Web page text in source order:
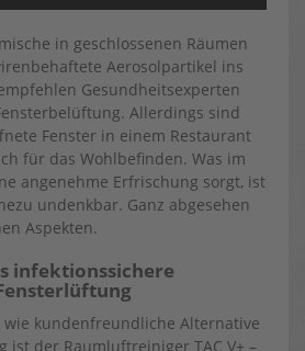
in geschlossenen Räumen
Aerosolpartikel ins
Gesundheitsexperten
Allerdings sind
Fenster in einem Restaurant
für das Wohlbefinden. Was im
angenehme Erfrischung sorgt, ist
undenkbar. Ganz abgesehen
Aspekten.
infektionssichere
wie kundenfreundliche Alternative
ist der Raumluftreiniger TAC V+ –